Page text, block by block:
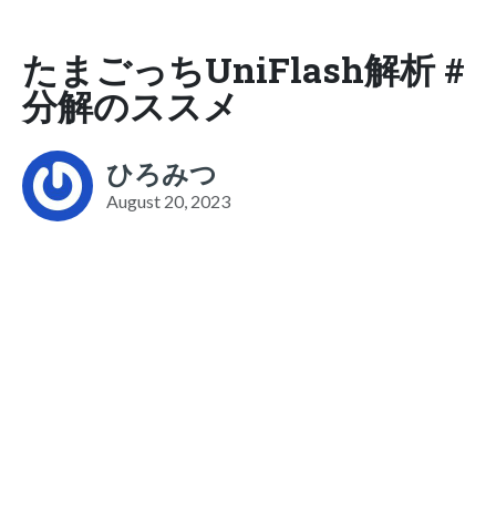
たまごっちUniFlash解析 #
分解のススメ
ひろみつ
August 20, 2023